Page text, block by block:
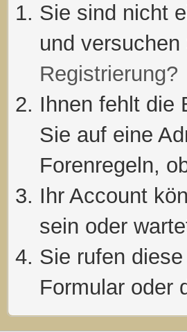
Sie sind nicht
und
Registrierung?
Ihnen fehlt die
Sie auf eine
Forenregeln,
Ihr Account
sein oder
Sie rufen
Formular oder